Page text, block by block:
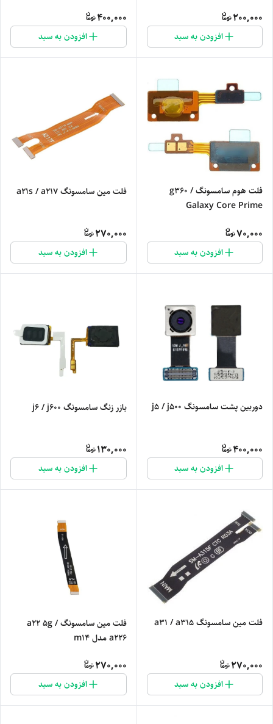
200,000
افزودن به سبد
400,000
افزودن به سبد
فلت هوم سامسونگ g360 /
Galaxy Core Prime
70,000
افزودن به سبد
فلت مین سامسونگ a21s / a217
270,000
افزودن به سبد
دوربین پشت سامسونگ j5 / j500
400,000
افزودن به سبد
بازر زنگ سامسونگ j6 / j600
130,000
افزودن به سبد
فلت مین سامسونگ a31 / a315
270,000
افزودن به سبد
فلت مین سامسونگ a22 5g /
a226 مدل m14
270,000
افزودن به سبد